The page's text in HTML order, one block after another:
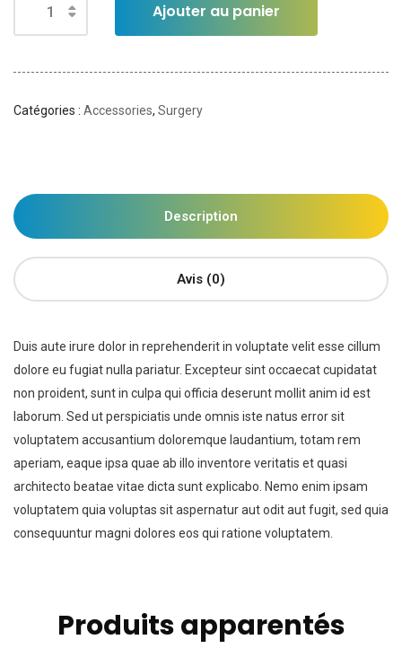
Ajouter au panier
Catégories : Accessories, Surgery
Description
Avis (0)
Duis aute irure dolor in reprehenderit in voluptate velit esse cillum
dolore eu fugiat nulla pariatur. Excepteur sint occaecat cupidatat
non proident, sunt in culpa qui officia deserunt mollit anim id est
laborum. Sed ut perspiciatis unde omnis iste natus error sit
voluptatem accusantium doloremque laudantium, totam rem
aperiam, eaque ipsa quae ab illo inventore veritatis et quasi
architecto beatae vitae dicta sunt explicabo. Nemo enim ipsam
voluptatem quia voluptas sit aspernatur aut odit aut fugit, sed quia
consequuntur magni dolores eos qui ratione voluptatem.
Produits apparentés